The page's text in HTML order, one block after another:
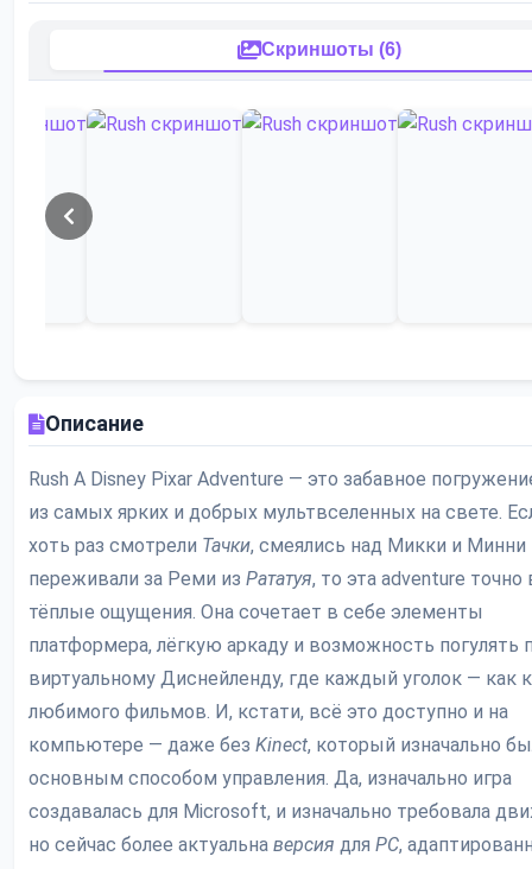
Скриншоты (6)
Описание
Rush A Disney Pixar Adventure — это забавное
из самых ярких и добрых мультвселенных на свете.
хоть раз смотрели Тачки, смеялись над Микки и Минни
переживали за Реми из Рататуя, то эта adventure
тёплые ощущения. Она сочетает в себе элементы
платформера, лёгкую аркаду и возможность погулять
виртуальному Диснейленду, где каждый уголок — как
любимого фильмов. И, кстати, всё это доступно и на
компьютере — даже без Kinect, который изначально
основным способом управления. Да, изначально игра
создавалась для Microsoft, и изначально требовала
но сейчас более актуальна версия для PC,